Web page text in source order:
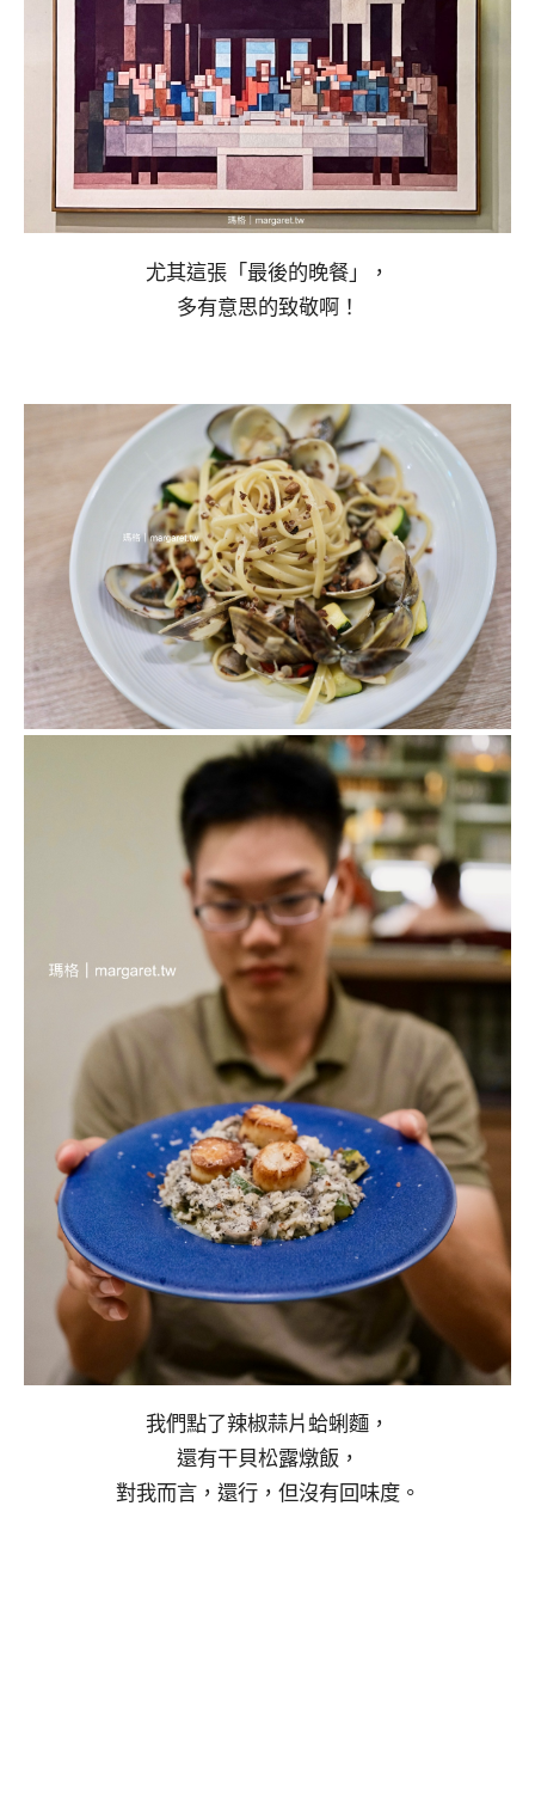
尤其這張「最後的晚餐」，
多有意思的致敬啊！
我們點了辣椒蒜片蛤蜊麵，
還有干貝松露燉飯，
對我而言，還行，但沒有回味度。